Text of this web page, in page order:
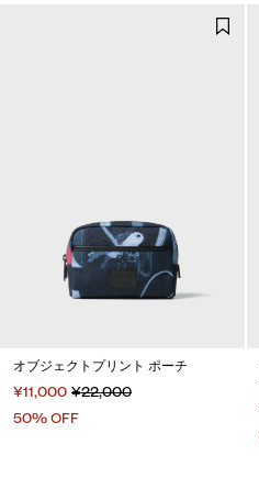
オブジェクトプリント ポーチ
¥11,000 ¥22,000
50% OFF